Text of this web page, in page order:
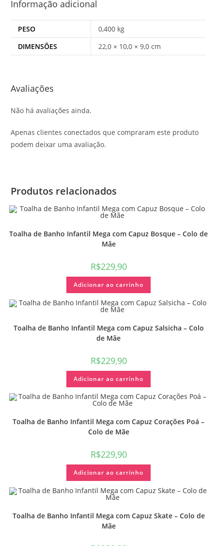
Informação adicional
PESO
0,400 kg
DIMENSÕES
22,0 × 10,0 × 9,0 cm
Avaliações
Não há avaliações ainda.
Apenas clientes conectados que compraram este produto
podem deixar uma avaliação.
Produtos relacionados
Toalha de Banho Infantil Mega com Capuz Bosque – Colo de
Mãe
R$229,90
Adicionar ao carrinho
Toalha de Banho Infantil Mega com Capuz Salsicha – Colo
de Mãe
R$229,90
Adicionar ao carrinho
Toalha de Banho Infantil Mega com Capuz Corações Poá –
Colo de Mãe
R$229,90
Adicionar ao carrinho
Toalha de Banho Infantil Mega com Capuz Skate – Colo de
Mãe